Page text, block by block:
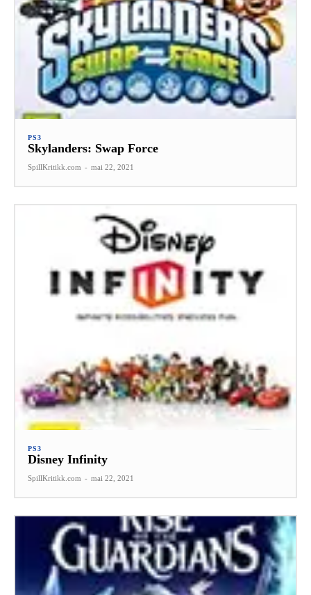
PS3
Skylanders: Swap Force
SpillKritikk.com - mai 22, 2021
PS3
Disney Infinity
SpillKritikk.com - mai 22, 2021